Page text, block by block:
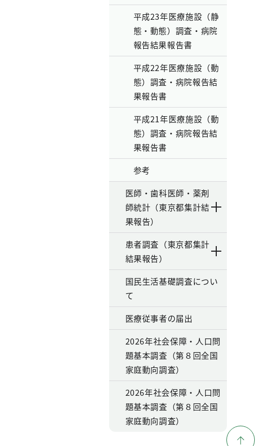
平成23年医療施設（静
態・動態）調査・病院
報告結果報告書
平成22年医療施設（動
態）調査・病院報告結
果報告書
平成21年医療施設（動
態）調査・病院報告結
果報告書
参考
医師・歯科医師・薬剤
師統計（東京都集計結
果報告）
患者調査（東京都集計
結果報告）
国民生活基礎調査につい
て
医療従事者の届出
2026年社会保障・人口問
題基本調査（第８回全国
家庭動向調査）
2026年社会保障・人口問
題基本調査（第８回全国
家庭動向調査）